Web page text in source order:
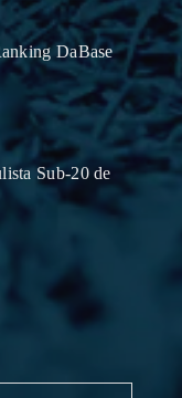
DaBase
Sub-20 de